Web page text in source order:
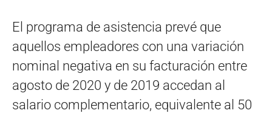
El programa de asistencia prevé que
aquellos empleadores con una variación
nominal negativa en su facturación entre
agosto de 2020 y de 2019 accedan al
salario complementario, equivalente al 50